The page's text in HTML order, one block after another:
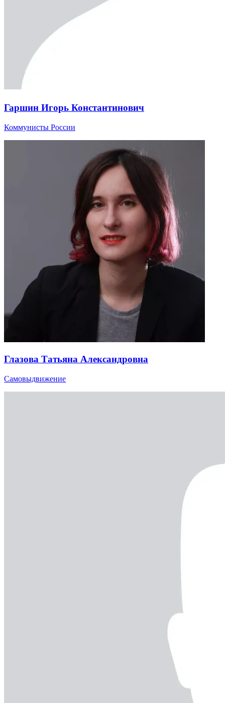
Гаршин Игорь Константинович
Коммунисты России
Глазова Татьяна Александровна
Самовыдвижение